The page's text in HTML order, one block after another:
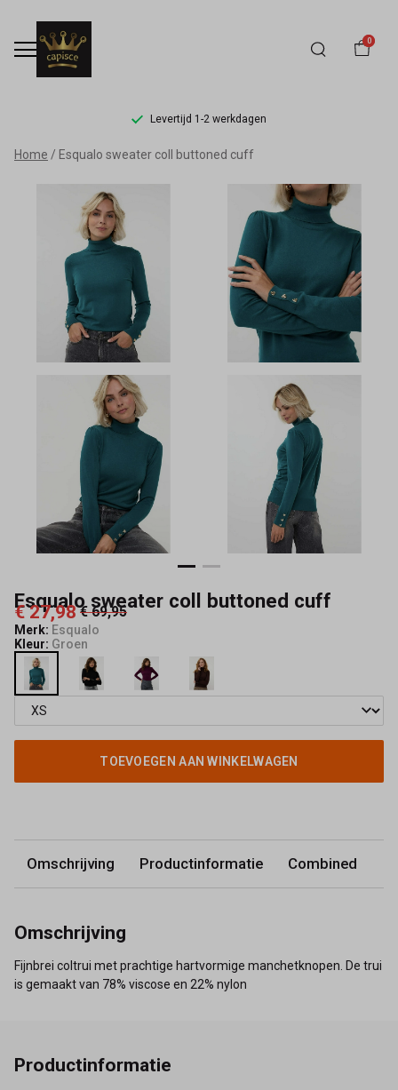
0
Levertijd 1-2 werkdagen
Esqualo
sweater
buttoned
cuff
Capisce
Mode
Home Esqualo sweater coll buttoned cuff
Esqualo sweater coll buttoned cuff
€ 27,98 € 69,95
Merk: Esqualo
Kleur: Groen
TOEVOEGEN AAN WINKELWAGEN
Omschrijving Productinformatie Combined
Omschrijving
Fijnbrei coltrui met prachtige hartvormige manchetknopen. De trui
is gemaakt van 78% viscose en 22% nylon
Productinformatie